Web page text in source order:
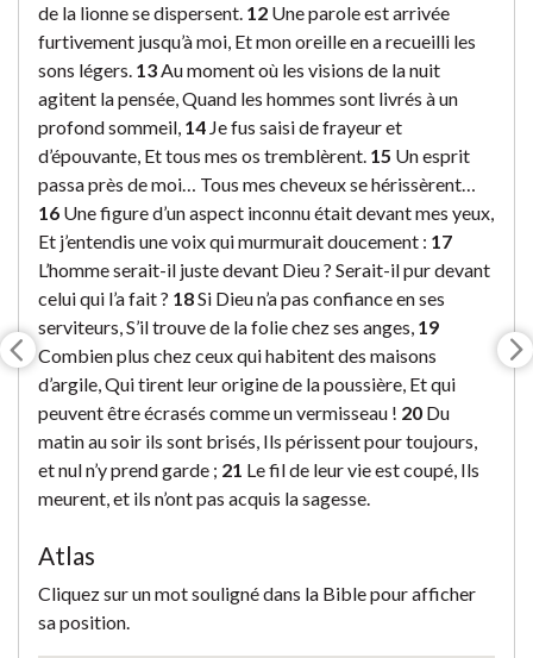
de la lionne se dispersent. 12 Une parole est arrivée
furtivement jusqu’à moi, Et mon oreille en a recueilli les
sons légers. 13Au moment où les visions de la nuit
agitent la pensée, Quand les hommes sont livrés à un
profond sommeil, 14 Je fus saisi de frayeur et
d’épouvante, Et tous mes os tremblèrent. 15 Un esprit
passa près de moi… Tous mes cheveux se hérissèrent…
16 Une figure d’un aspect inconnu était devant mes yeux,
Et j’entendis une voix qui murmurait doucement : 17
L’homme serait-il juste devant Dieu ? Serait-il pur devant
celui qui l’a fait ? 18Si Dieu n’a pas confiance en ses
serviteurs, S’il trouve de la folie chez ses anges, 19
Combien plus chez ceux qui habitent des maisons
d’argile, Qui tirent leur origine de la poussière, Et qui
peuvent être écrasés comme un vermisseau ! 20 Du
matin au soir ils sont brisés, Ils périssent pour toujours,
et nul n’y prend garde ; 21 Le fil de leur vie est coupé, Ils
meurent, et ils n’ont pas acquis la sagesse.
Atlas
Cliquez sur un mot souligné dans la Bible pour afficher
sa position.